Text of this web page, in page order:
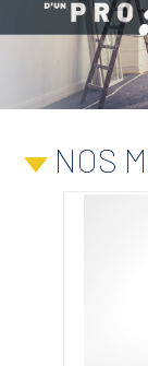
NOS